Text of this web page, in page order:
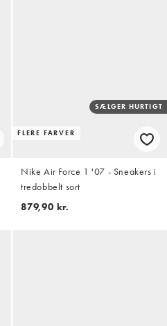
FLERE FARVER
SÆLGER HURTIGT
Nike Air Force 1 '07 - Sneakers i
tredobbelt sort
879,90 kr.